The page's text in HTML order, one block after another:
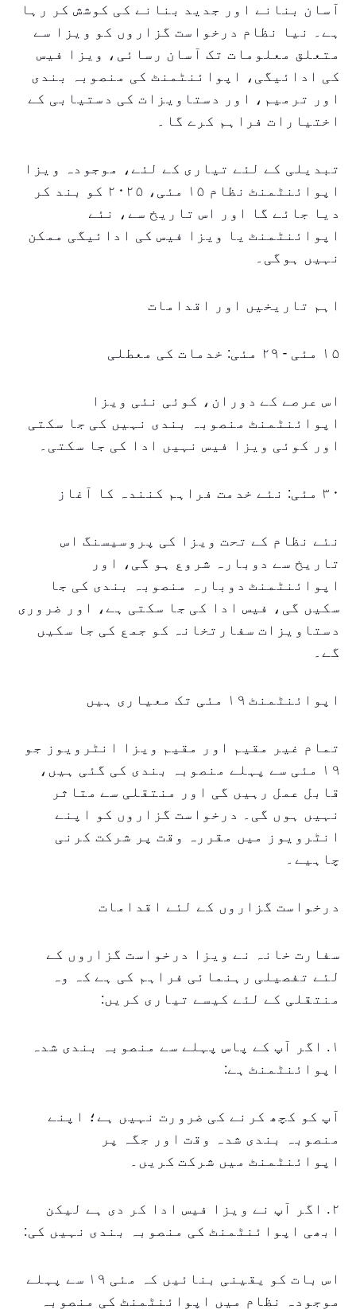
آسان بنانے اور جدید بنانے کی کوشش کر رہا
ہے۔ نیا نظام درخواست گزاروں کو ویزا سے
متعلق معلومات تک آسان رسائی، ویزا فیس
کی ادائیگی، اپوائنٹمنٹ کی منصوبہ بندی
اور ترمیم، اور دستاویزات کی دستیابی کے
اختیارات فراہم کرے گا۔
تبدیلی کے لئے تیاری کے لئے، موجودہ ویزا
اپوائنٹمنٹ نظام ۱۵ مئی، ۲۰۲۵ کو بند کر
دیا جائے گا اور اس تاریخ سے، نئے
اپوائنٹمنٹ یا ویزا فیس کی ادائیگی ممکن
نہیں ہوگی۔
اہم تاریخیں اور اقدامات
۱۵ مئی - ۲۹ مئی: خدمات کی معطلی
اس عرصے کے دوران، کوئی نئی ویزا
اپوائنٹمنٹ منصوبہ بندی نہیں کی جا سکتی
اور کوئی ویزا فیس نہیں ادا کی جا سکتی۔
۳۰ مئی: نئے خدمت فراہم کنندہ کا آغاز
نئے نظام کے تحت ویزا کی پروسیسنگ اس
تاریخ سے دوبارہ شروع ہو گی، اور
اپوائنٹمنٹ دوبارہ منصوبہ بندی کی جا
سکیں گی، فیس ادا کی جا سکتی ہے، اور ضروری
دستاویزات سفارتخانہ کو جمع کی جا سکیں
گے۔
اپوائنٹمنٹ ۱۹ مئی تک معیاری ہیں
تمام غیر مقیم اور مقیم ویزا انٹرویوز جو
۱۹ مئی سے پہلے منصوبہ بندی کی گئی ہیں،
قابل عمل رہیں گی اور منتقلی سے متاثر
نہیں ہوں گی۔ درخواست گزاروں کو اپنے
انٹرویوز میں مقررہ وقت پر شرکت کرنی
چاہیے۔
درخواست گزاروں کے لئے اقدامات
سفارت خانہ نے ویزا درخواست گزاروں کے
لئے تفصیلی رہنمائی فراہم کی ہے کہ وہ
منتقلی کے لئے کیسے تیاری کریں:
۱. اگر آپ کے پاس پہلے سے منصوبہ بندی شدہ
اپوائنٹمنٹ ہے:
آپ کو کچھ کرنے کی ضرورت نہیں ہے؛ اپنے
منصوبہ بندی شدہ وقت اور جگہ پر
اپوائنٹمنٹ میں شرکت کریں۔
۲. اگر آپ نے ویزا فیس ادا کر دی ہے لیکن
ابھی اپوائنٹمنٹ کی منصوبہ بندی نہیں کی:
اس بات کو یقینی بنائیں کہ مئی ۱۹ سے پہلے
موجودہ نظام میں اپوائنٹمنٹ کی منصوبہ